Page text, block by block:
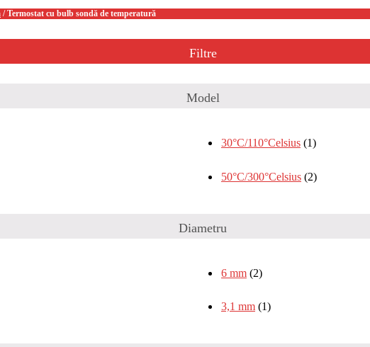
/ Termostat cu bulb sondă de temperatură
Filtre
Model
30°C/110°Celsius (1)
50°C/300°Celsius (2)
Diametru
6 mm (2)
3,1 mm (1)